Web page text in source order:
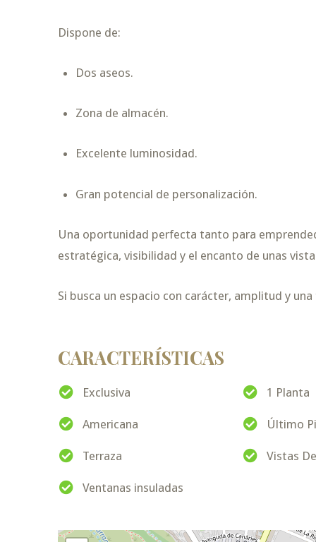
Dispone de:
Dos aseos.
Zona de almacén.
Excelente luminosidad.
Gran potencial de personalización.
Una oportunidad perfecta tanto para
estratégica, visibilidad y el encanto de unas
Si busca un espacio con carácter, amplitud y
CARACTERÍSTICAS
Exclusiva 1 Planta
Americana Último
Terraza Vistas
Ventanas insuladas